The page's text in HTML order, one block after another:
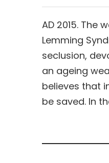
AD 2015. The
Lemming
seclusion,
an ageing
believes that
be saved. In